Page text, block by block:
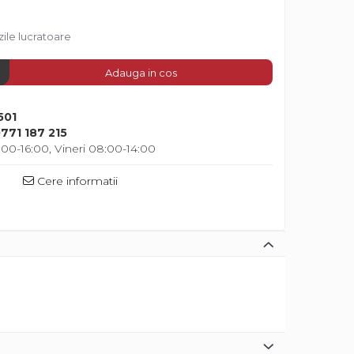
lucratoare
Adauga in cos
187 215
16:00, Vineri 08:00-14:00
Cere informatii